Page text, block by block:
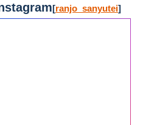
[ranjo_sanyutei]